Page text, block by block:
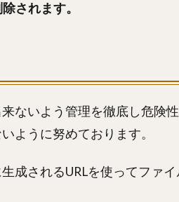
されます。
ないよう管理を徹底し危険
ように努めております。
成されるURLを使ってファイ